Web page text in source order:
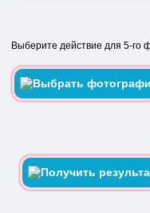
Выберите действие для 5-го